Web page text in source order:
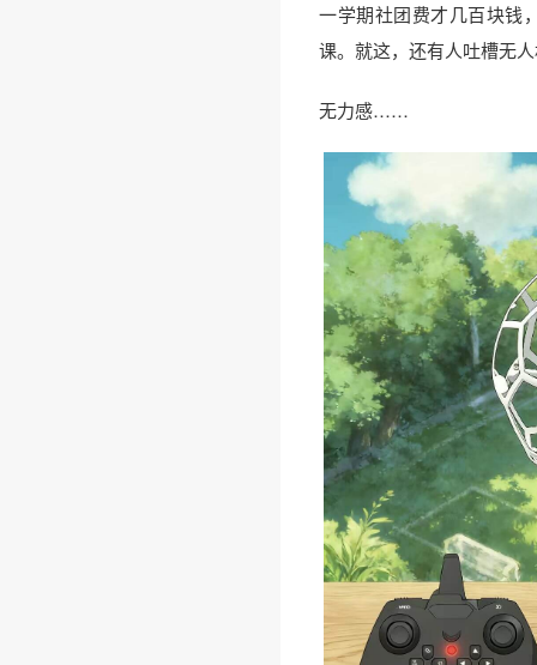
一学期社团费才几百块钱
课。就这，还有人吐槽无
无力感……